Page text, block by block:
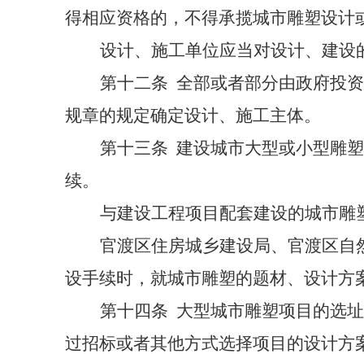
得相应资格的，不得承揽城市雕塑设计
设计、施工单位应当对设计、建
第十二条 全部或者部分由政府投
规章的规定确定设计、施工主体。
第十三条 建设城市大型或小型雕
续。
与建设工程项目配套建设的城市
官渡区住房城乡建设局、官渡区
设手续时，就城市雕塑的题材、设计
第十四条 大型城市雕塑项目的选
过招标或者其他方式选择项目的设计